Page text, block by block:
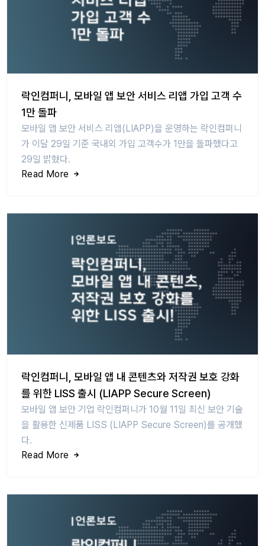
락인컴퍼니, 모바일 앱 보안 서비스 리앱 가입 고객 수
1만 돌파
모바일 앱 보안 서비스 리앱(LIAPP)을 운영하는 락인컴퍼니
가 이달 29일 기준 국내외 가입 고객수가 1만을 돌파했다고
29일 밝혔다.
Read More
락인컴퍼니, 모바일 앱 내 콘텐츠와 저작권 보호 강화
를 위한 LISS 출시 (LIAPP Secure Screen)
모바일 앱 보안 기업 락인컴퍼니가 10월 11일 최신 보안 기술
을 활용한 신제품 LISS (LIAPP Secure Screen)를 공개했
다.
Read More